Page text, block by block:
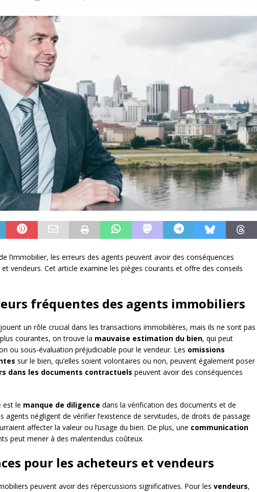
l’immobilier, les erreurs des agents peuvent avoir des conséquences
vendeurs. Cet article examine les pièges courants et offre des conseils
fréquentes des agents immobiliers
jouent un rôle crucial dans les transactions immobilières, mais ils ne sont pas
plus courantes, on trouve la mauvaise estimation du bien, qui peut
ou sous-évaluation préjudiciable pour le vendeur. Les omissions
sur le bien, qu’elles soient volontaires ou non, peuvent également poser
dans les documents contractuels peuvent avoir des conséquences
est le manque de diligence dans la vérification des documents et de
agents négligent de vérifier l’existence de servitudes, de droits de passage
affecter la valeur ou l’usage du bien. De plus, une communication
peut mener à des malentendus coûteux.
pour les acheteurs et vendeurs
peuvent avoir des répercussions significatives. Pour les vendeurs,